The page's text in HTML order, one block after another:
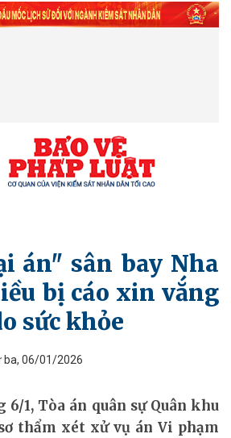
án" sân bay Nha
bị cáo xin vắng
sức khỏe
ba, 06/01/2026
6/1, Tòa án quân sự Quân khu
thẩm xét xử vụ án Vi phạm